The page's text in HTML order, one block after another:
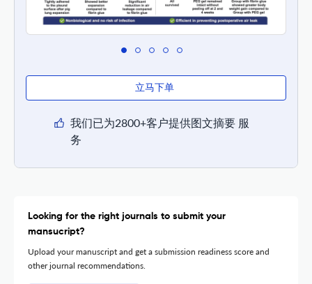
立马下单
我们已为2800+客户提供图文摘要 服
务
Looking for the right journals to submit your
mansucript?
Upload your manuscript and get a submission readiness score and
other journal recommendations.